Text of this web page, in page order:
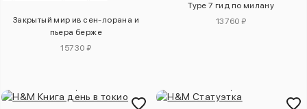
Закрытый мир ив сен-лорана и
пьера берже
15730 ₽
Type 7 гид по милану
13760 ₽